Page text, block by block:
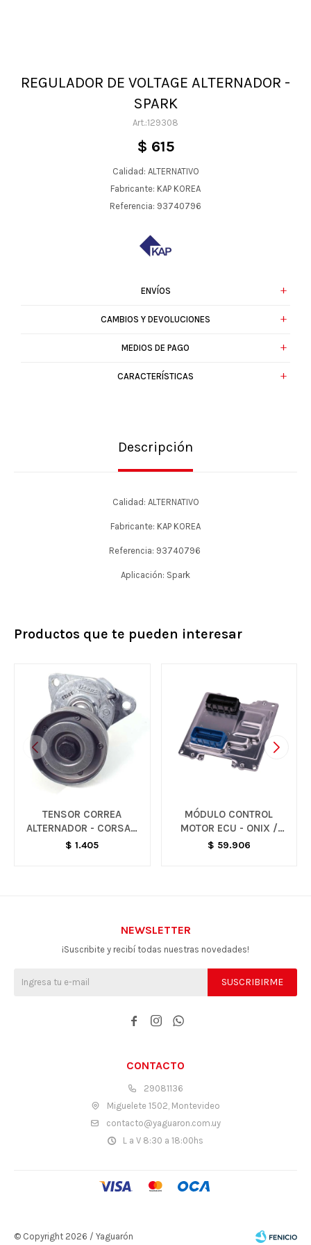
REGULADOR DE VOLTAGE ALTERNADOR -
SPARK
129308
$ 615
Calidad: ALTERNATIVO
Fabricante: KAP KOREA
Referencia: 93740796
ENVÍOS
CAMBIOS Y DEVOLUCIONES
MEDIOS DE PAGO
CARACTERÍSTICAS
Descripción
Calidad: ALTERNATIVO
Fabricante: KAP KOREA
Referencia: 93740796
Aplicación: Spark
Productos que te pueden interesar
TENSOR CORREA
ALTERNADOR - CORSA /
CELTA
$ 1.405
MÓDULO CONTROL
MOTOR ECU - ONIX /
PRISMA
$ 59.906
CONTACTO
29081136
Miguelete 1502, Montevideo
contacto@yaguaron.com.uy
L a V 8:30 a 18:00hs
NEWSLETTER
¡Suscribite y recibí todas nuestras novedades!
SUSCRIBIRME
  
© Copyright 2026 / Yaguarón